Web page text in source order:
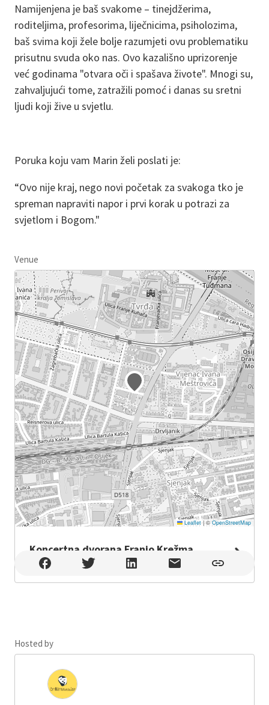
Namijenjena je baš svakome – tinejdžerima,
roditeljima, profesorima, liječnicima, psiholozima,
baš svima koji žele bolje razumjeti ovu problematiku
prisutnu svuda oko nas. Ovo kazališno uprizorenje
već godinama "otvara oči i spašava živote". Mnogi su,
zahvaljujući tome, zatražili pomoć i danas su sretni
ljudi koji žive u svjetlu.
Poruka koju vam Marin želi poslati je:
“Ovo nije kraj, nego novi početak za svakoga tko je
spreman napraviti napor i prvi korak u potrazi za
svjetlom i Bogom."
Venue
Leaflet |©OpenStreetMap
Koncertna dvorana Franjo Krežma
Koncertna dvorana Franjo Krežma , Osijek
Hosted by